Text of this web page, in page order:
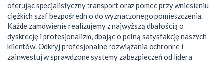
oferując specjalistyczny transport oraz pomoc przy wniesieniu
ciężkich szaf bezpośrednio do wyznaczonego pomieszczenia.
Każde zamówienie realizujemy z najwyższą dbałością o
dyskrecję i profesjonalizm, dbając o pełną satysfakcję naszych
klientów. Odkryj profesjonalne rozwiązania ochronne i
zainwestuj w sprawdzone systemy zabezpieczeń od lidera